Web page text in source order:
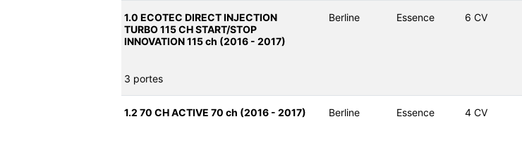
1.0 ECOTEC DIRECT INJECTION
TURBO 115 CH START/STOP
INNOVATION 115 ch (2016 - 2017)
Berline Essence 6 CV
3 portes
1.2 70 CH ACTIVE 70 ch (2016 - 2017) Berline Essence 4 CV